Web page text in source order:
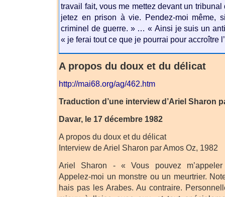
travail fait, vous me mettez devant un
jetez en prison à vie. Pendez-moi même,
criminel de guerre. » … « Ainsi je suis un
« je ferai tout ce que je pourrai pour accroître
A propos du doux et du délicat
http://mai68.org/ag/462.htm
Traduction d’une interview d’Ariel Sharon
Davar, le 17 décembre 1982
A propos du doux et du délicat
Interview de Ariel Sharon par Amos Oz, 1982
Ariel Sharon - « Vous pouvez
Appelez-moi un monstre ou un meurtrier.
hais pas les Arabes. Au contraire.